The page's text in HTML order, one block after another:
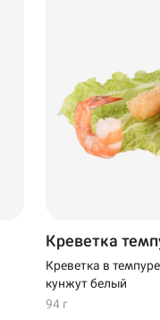
Креветка
Креветка в
кунжут белый
94 г